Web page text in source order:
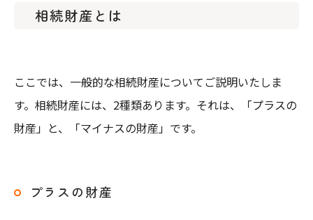
相続財産とは
ここでは、一般的な相続財産についてご説明いたしま
す。相続財産には、2種類あります。それは、「プラスの
財産」と、「マイナスの財産」です。
プラスの財産